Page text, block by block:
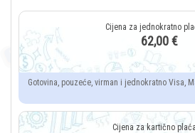
62,00 €
Gotovina, pouzeće, virman i jednokratno Visa,